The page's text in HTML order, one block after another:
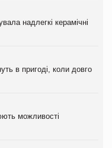
надлегкі керамічні
в пригоді, коли довго
можливості